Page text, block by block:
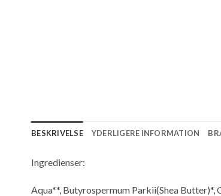
BESKRIVELSE YDERLIGERE INFORMATION
Ingredienser:
Aqua**, Butyrospermum Parkii(Shea Butter)*,